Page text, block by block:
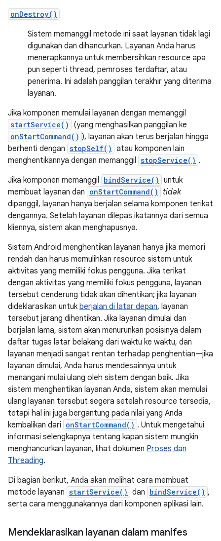
onDestroy()
Sistem memanggil metode ini saat layanan tidak lagi
digunakan dan dihancurkan. Layanan Anda harus
menerapkannya untuk membersihkan resource apa
pun seperti thread, pemroses terdaftar, atau
penerima. Ini adalah panggilan terakhir yang diterima
layanan.
Jika komponen memulai layanan dengan memanggil
startService() (yang menghasilkan panggilan ke
onStartCommand() ), layanan akan terus berjalan hingga
berhenti dengan stopSelf() atau komponen lain
menghentikannya dengan memanggil stopService() .
Jika komponen memanggil bindService() untuk
membuat layanan dan onStartCommand()
tidak
dipanggil, layanan hanya berjalan selama komponen terikat
dengannya. Setelah layanan dilepas ikatannya dari semua
kliennya, sistem akan menghapusnya.
Sistem Android menghentikan layanan hanya jika memori
rendah dan harus memulihkan resource sistem untuk
aktivitas yang memiliki fokus pengguna. Jika terikat
dengan aktivitas yang memiliki fokus pengguna, layanan
tersebut cenderung tidak akan dihentikan; jika layanan
dideklarasikan untuk berjalan di latar depan, layanan
tersebut jarang dihentikan. Jika layanan dimulai dan
berjalan lama, sistem akan menurunkan posisinya dalam
daftar tugas latar belakang dari waktu ke waktu, dan
layanan menjadi sangat rentan terhadap penghentian—jika
layanan dimulai, Anda harus mendesainnya untuk
menangani mulai ulang oleh sistem dengan baik. Jika
sistem menghentikan layanan Anda, sistem akan memulai
ulang layanan tersebut segera setelah resource tersedia,
tetapi hal ini juga bergantung pada nilai yang Anda
kembalikan dari onStartCommand() . Untuk mengetahui
informasi selengkapnya tentang kapan sistem mungkin
menghancurkan layanan, lihat dokumen Proses dan
Threading.
Di bagian berikut, Anda akan melihat cara membuat
metode layanan startService() dan bindService() ,
serta cara menggunakannya dari komponen aplikasi lain.
Mendeklarasikan layanan dalam manifes